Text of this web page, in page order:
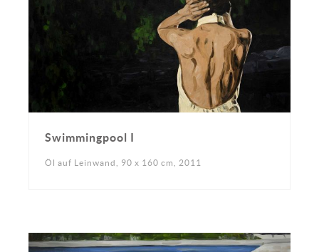
Swimmingpool I
Öl auf Leinwand, 90 x 160 cm, 2011